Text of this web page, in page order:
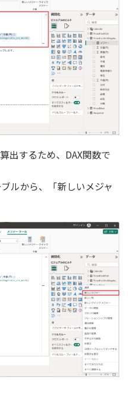
出するため、DAX関数で
ルから、「新しいメジャ